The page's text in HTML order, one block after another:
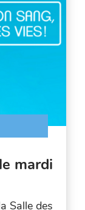
mardi
Salle des